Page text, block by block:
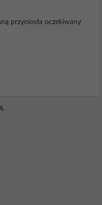
przyniosła oczekiwany